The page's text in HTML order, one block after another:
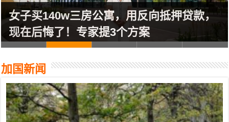
女子买140w三房公寓，用反向抵押贷款，
现在后悔了！专家提3个方案
加国新闻